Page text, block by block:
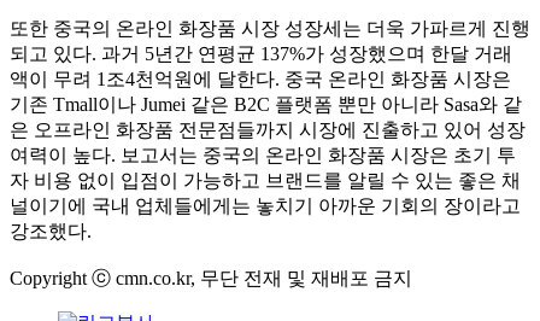
또한 중국의 온라인 화장품 시장 성장세는 더욱 가파르게 진행
되고 있다. 과거 5년간 연평균 137%가 성장했으며 한달 거래
액이 무려 1조4천억원에 달한다. 중국 온라인 화장품 시장은
기존 Tmall이나 Jumei 같은 B2C 플랫폼 뿐만 아니라 Sasa와 같
은 오프라인 화장품 전문점들까지 시장에 진출하고 있어 성장
여력이 높다. 보고서는 중국의 온라인 화장품 시장은 초기 투
자 비용 없이 입점이 가능하고 브랜드를 알릴 수 있는 좋은 채
널이기에 국내 업체들에게는 놓치기 아까운 기회의 장이라고
강조했다.
Copyright ⓒ cmn.co.kr, 무단 전재 및 재배포 금지